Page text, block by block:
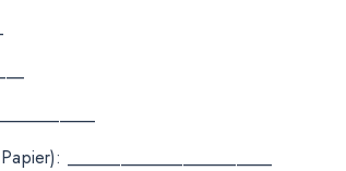
_______________________